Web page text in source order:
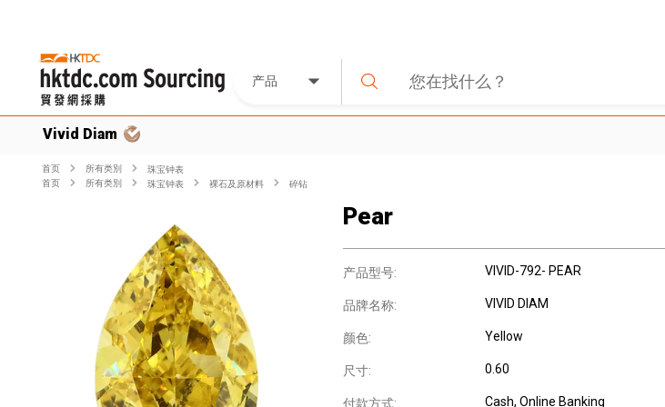
产品
Vivid Diam
首页 所有类別
珠宝钟表
首页
所有类別 珠宝钟表 裸石及原材料 碎钻
Pear
产品型号: VIVID-792- PEAR
品牌名称: VIVID DIAM
颜色: Yellow
尺寸: 0.60
付款方式: Cash, Online Banking